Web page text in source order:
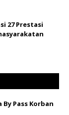
27 Prestasi
By Pass Korban